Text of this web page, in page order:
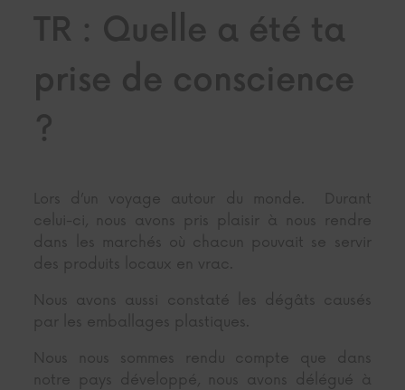
TR : Quelle a été ta
prise de conscience
?
Lors d’un voyage autour du monde. Durant
celui-ci, nous avons pris plaisir à nous rendre
dans les marchés où chacun pouvait se servir
des produits locaux en vrac.
Nous avons aussi constaté les dégâts causés
par les emballages plastiques.
Nous nous sommes rendu compte que dans
notre pays développé, nous avons délégué à